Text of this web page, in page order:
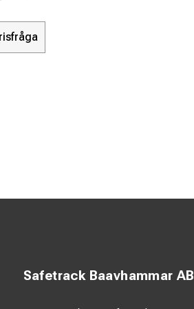
Safetrack Baavhammar AB